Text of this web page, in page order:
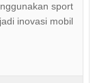
sport
inovasi mobil